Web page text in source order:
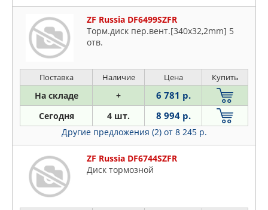
ZF Russia DF6499SZFR
Торм.диск пер.вент.[340x32,2mm] 5
отв.
Поставка Наличие Цена Купить
На складе + 6 781 р.
Сегодня 4 шт. 8 994 р.
Другие предложения (2) от 8 245 р.
ZF Russia DF6744SZFR
Диск тормозной